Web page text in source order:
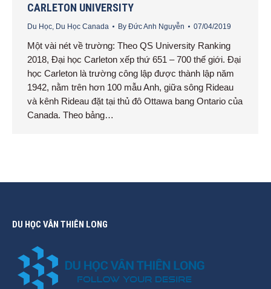
CARLETON UNIVERSITY
Du Học, Du Học Canada By Đức Anh Nguyễn 07/04/2019
Một vài nét về trường: Theo QS University Ranking
2018, Đại học Carleton xếp thứ 651 – 700 thế giới. Đại
học Carleton là trường công lập được thành lập năm
1942, nằm trên hơn 100 mẫu Anh, giữa sông Rideau
và kênh Rideau đặt tại thủ đô Ottawa bang Ontario của
Canada. Theo bảng…
DU HỌC VÂN THIÊN LONG